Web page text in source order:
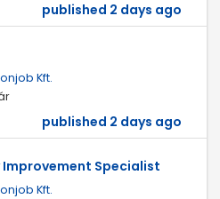
published 2 days ago
Kft.
published 2 days ago
Improvement Specialist
Kft.